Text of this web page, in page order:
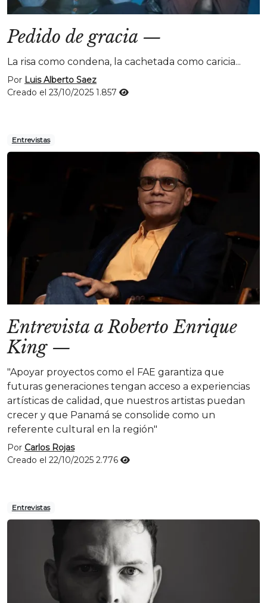
Pedido de gracia —
La risa como condena, la cachetada como caricia...
Por Luis Alberto Saez
Creado el 23/10/2025 1.857
Entrevistas
Entrevista a Roberto Enrique
King—
"Apoyar proyectos como el FAE garantiza que
futuras generaciones tengan acceso a experiencias
artísticas de calidad, que nuestros artistas puedan
crecer y que Panamá se consolide como un
referente cultural en la región"
Por Carlos Rojas
Creado el 22/10/2025 2.776
Entrevistas